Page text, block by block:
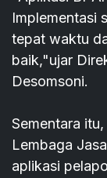
Implementasi
tepat waktu
baik,"ujar
Desomsoni.
Sementara
Lembaga
aplikasi